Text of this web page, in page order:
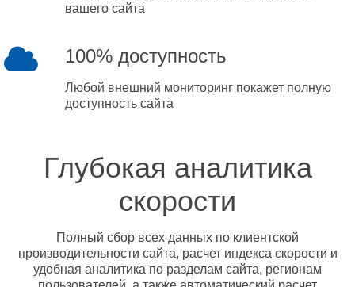
вашего сайта
100% доступность
Любой внешний мониторинг покажет полную
доступность сайта
Глубокая аналитика
скорости
Полный сбор всех данных по клиентской
производительности сайта, расчет индекса скорости и
удобная аналитика по разделам сайта, регионам